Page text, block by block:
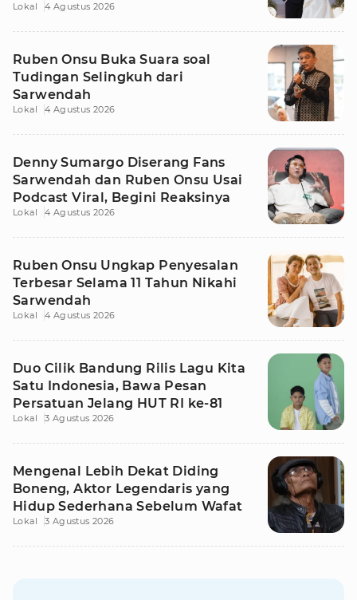
Lokal 4 Agustus 2026
Ruben Onsu Buka Suara soal
Tudingan Selingkuh dari
Sarwendah
Lokal 4 Agustus 2026
Denny Sumargo Diserang Fans
Sarwendah dan Ruben Onsu Usai
Podcast Viral, Begini Reaksinya
Lokal 4 Agustus 2026
Ruben Onsu Ungkap Penyesalan
Terbesar Selama 11 Tahun Nikahi
Sarwendah
Lokal 4 Agustus 2026
Duo Cilik Bandung Rilis Lagu Kita
Satu Indonesia, Bawa Pesan
Persatuan Jelang HUT RI ke-81
Lokal 3 Agustus 2026
Mengenal Lebih Dekat Diding
Boneng, Aktor Legendaris yang
Hidup Sederhana Sebelum Wafat
Lokal 3 Agustus 2026